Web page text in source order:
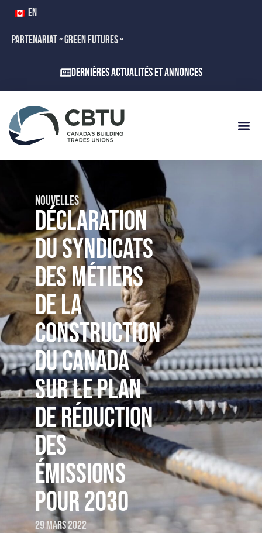
EN
PARTENARIAT « GREEN FUTURES »
Dernières actualités et annonces
NOUVELLES
DÉCLARATION
DU SYNDICATS
DES MÉTIERS
DE LA
CONSTRUCTION
DU CANADA
SUR LE PLAN
DE RÉDUCTION
DES
ÉMISSIONS
POUR 2030
29 mars 2022